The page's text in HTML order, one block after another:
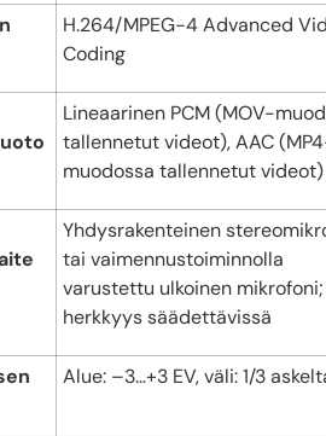
H.264/MPEG-4 Advanced
Coding
Lineaarinen PCM (MOV-
tallennetut videot), AAC
muodossa tallennetut videot)
Yhdysrakenteinen
tai vaimennustoiminnolla
varustettu ulkoinen mikrofoni;
herkkyys säädettävissä
Alue: –3…+3 EV, väli: 1/3